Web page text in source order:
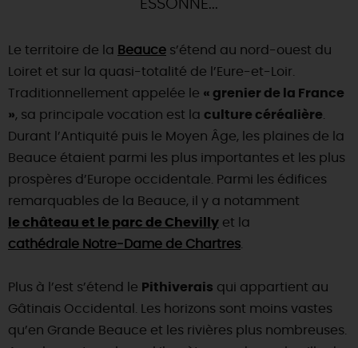
ESSONNE...
Le territoire de la Beauce s’étend au nord-ouest du
Loiret et sur la quasi-totalité de l’Eure-et-Loir.
Traditionnellement appelée le « grenier de la France
», sa principale vocation est la culture céréalière
Durant l’Antiquité puis le Moyen Âge, les plaines de la
Beauce étaient parmi les plus importantes et les plus
prospères d’Europe occidentale. Parmi les édifices
remarquables de la Beauce, il y a notamment
le château et le parc de Chevilly et la
cathédrale Notre-Dame de Chartres
Plus à l’est s’étend le Pithiverais qui appartient au
Gâtinais Occidental. Les horizons sont moins vastes
qu’en Grande Beauce et les rivières plus nombreuses.